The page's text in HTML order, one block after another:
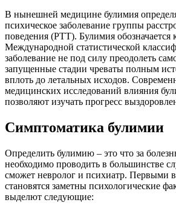
В нынешней медицине булимия
психическое заболевание группы
поведения (РТТ). Булимия обозначается
Международной статистической
заболевание не под силу преодолеть
запущенные стадии чреваты полным
вплоть до летальных исходов.
медицинских исследований влияния
позволяют изучать прогресс
Симптоматика булимии
Определить булимию – это что за
необходимо проводить в большинстве
сможет невролог и психиатр. Первыми
становятся заметны психологические
выделют следующие: